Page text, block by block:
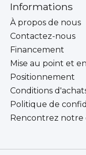
Informations
À propos de nous
Contactez-nous
Financement
Mise au point et
Positionnement
Conditions
Politique de
Rencontrez notre